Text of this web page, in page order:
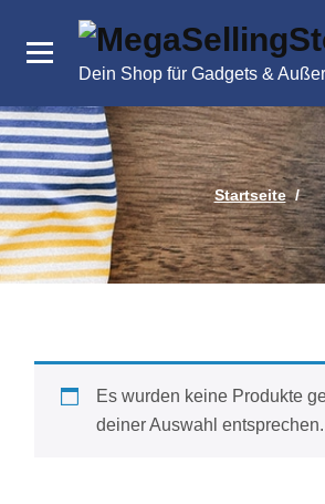
Inhalt
Dein Shop für Gadgets &
Startseite/
Es wurden keine Produkte
deiner Auswahl entsprechen.